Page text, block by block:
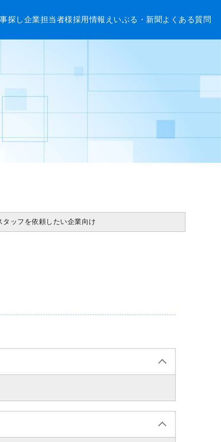
探し企業担当者様採用情報 えいぶる・新聞 よくある質問
タッフを依頼したい企業向け